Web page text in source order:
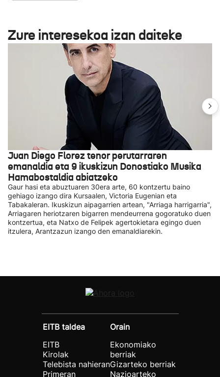
Zure interesekoa izan daiteke
Juan Diego Florez tenor perutarraren
emanaldia eta 9 ikuskizun Donostiako Musika
Hamabostaldia abiatzeko
Gaur hasi eta abuztuaren 30era arte, 60 kontzertu baino
gehiago izango dira Kursaalen, Victoria Eugenian eta
Tabakaleran. Ikuskizun aipagarrien artean, "Arriaga harrigarria",
Arriagaren heriotzaren bigarren mendeurrena gogoratuko duen
kontzertua, eta Natxo de Felipek agertokietara egingo duen
itzulera, Arantzazun izango den emanaldiarekin.
EITB taldea
EITB
Kirolak
Telebista nahieran
Primeran
Orain
Ekonomiako
berriak
Gizarteko berriak
Nazioarteko